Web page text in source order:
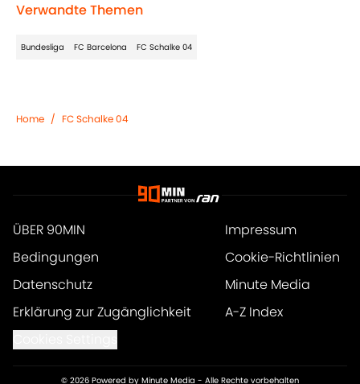
Verwandte Themen
Bundesliga FC Barcelona FC Schalke 04
Home / FC Schalke 04
ÜBER 90MIN
Impressum
Bedingungen
Cookie-Richtlinien
Datenschutz
Minute Media
Erklärung zur Zugänglichkeit
A-Z Index
© 2026 Powered by Minute Media - Alle Rechte vorbehalten